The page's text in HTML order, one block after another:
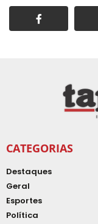
CATEGORIAS
Destaques
Geral
Esportes
Política